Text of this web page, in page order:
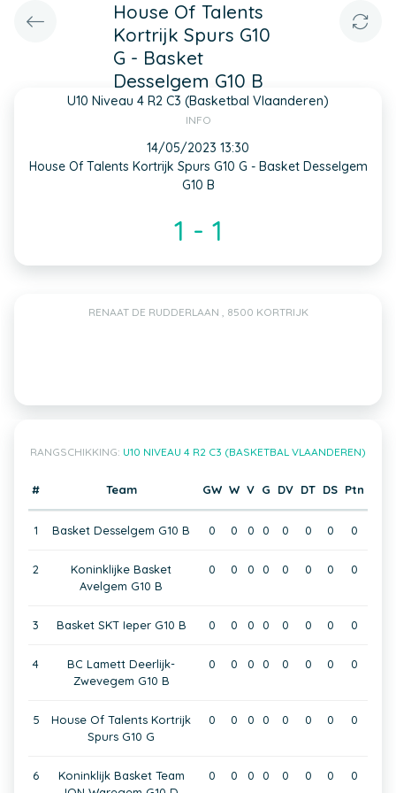
House Of Talents
Kortrijk Spurs G10
G - Basket
Desselgem G10 B
U10 Niveau 4 R2 C3 (Basketbal Vlaanderen)
INFO
14/05/2023 13:30
House Of Talents Kortrijk Spurs G10 G - Basket Desselgem
G10 B
1 - 1
RENAAT DE RUDDERLAAN , 8500 KORTRIJK
RANGSCHIKKING: U10 NIVEAU 4 R2 C3 (BASKETBAL VLAANDEREN)
# Team GW W V G DV DT DS Ptn
1 Basket Desselgem G10 B 0 0 0 0 0 0 0 0
2
Koninklijke Basket
Avelgem G10 B
0 0 0 0 0 0 0 0
3 Basket SKT Ieper G10 B 0 0 0 0 0 0 0 0
4
BC Lamett Deerlijk-
Zwevegem G10 B
0 0 0 0 0 0 0 0
5
House Of Talents Kortrijk
Spurs G10 G
0 0 0 0 0 0 0 0
6
Koninklijk Basket Team
0 0 0 0 0 0 0 0